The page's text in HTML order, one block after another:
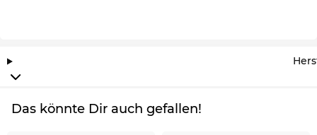
Das könnte Dir auch gefallen!